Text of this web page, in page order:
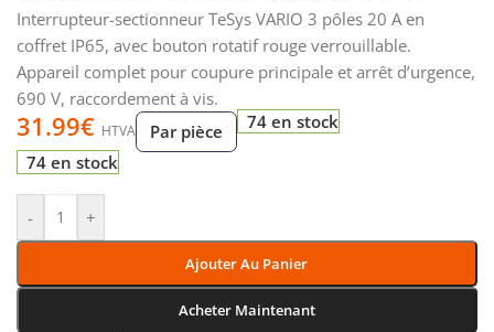
Interrupteur-sectionneur TeSys VARIO 3 pôles 20 A en
coffret IP65, avec bouton rotatif rouge verrouillable.
Appareil complet pour coupure principale et arrêt d’urgence,
690 V, raccordement à vis.
31.99€ HTVA Par pièce
74 en stock
74 en stock
- +
Ajouter Au Panier
Acheter Maintenant